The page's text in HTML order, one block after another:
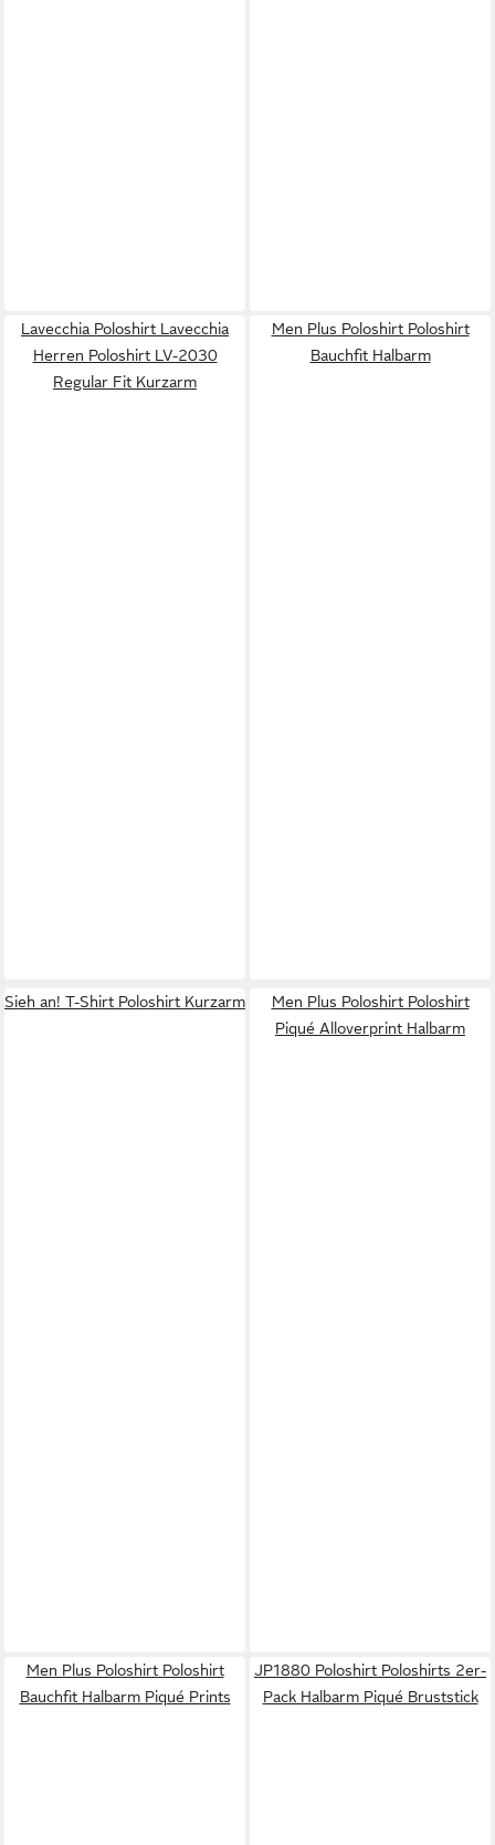
Lavecchia Poloshirt Lavecchia
Herren Poloshirt LV-2030
Regular Fit Kurzarm
Men Plus Poloshirt Poloshirt
Bauchfit Halbarm
Sieh an! T-Shirt Poloshirt Kurzarm
Men Plus Poloshirt Poloshirt
Piqué Alloverprint Halbarm
Men Plus Poloshirt Poloshirt
Bauchfit Halbarm Piqué Prints
JP1880 Poloshirt Poloshirts 2er-
Pack Halbarm Piqué Bruststick